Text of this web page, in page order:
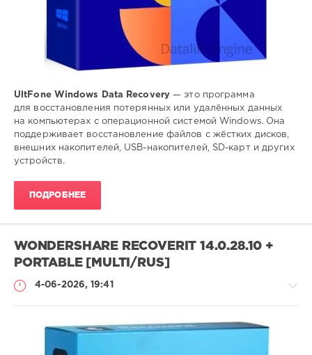
UltFone Windows Data Recovery — это программа
для восстановления потерянных или удалённых данных
на компьютерах с операционной системой Windows. Она
поддерживает восстановление файлов с жёстких дисков,
внешних накопителей, USB-накопителей, SD-карт и других
устройств.
ПОДРОБНЕЕ
WONDERSHARE RECOVERIT 14.0.28.10 +
PORTABLE [MULTI/RUS]
4-06-2026, 19:41